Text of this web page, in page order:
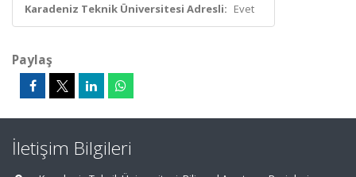
Karadeniz Teknik Üniversitesi Adresli: Evet
Paylaş
İletişim Bilgileri